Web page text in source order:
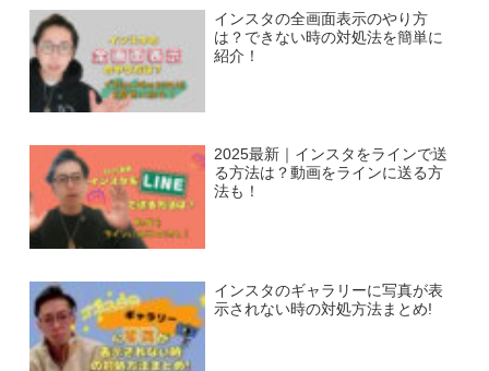
インスタの全画面表示のやり方
は？できない時の対処法を簡単に
紹介！
2025最新｜インスタをラインで送
る方法は？動画をラインに送る方
法も！
インスタのギャラリーに写真が表
示されない時の対処方法まとめ!